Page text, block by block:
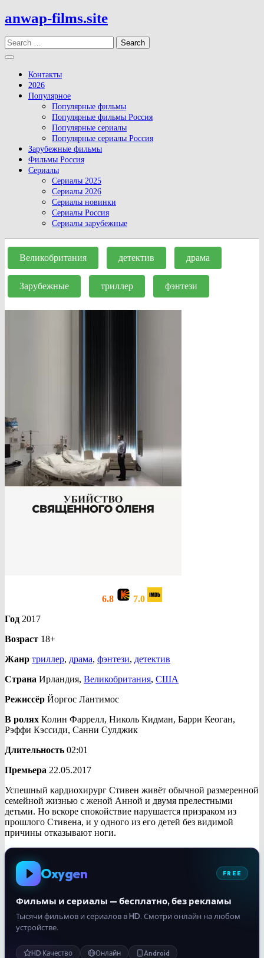
Skip
to
content
anwap-films.site
Search
Open
Button
Контакты
2026
Популярное
Популярные фильмы
Популярные фильмы Россия
Популярные сериалы
Популярные сериалы Россия
Зарубежные фильмы
Фильмы Россия
Сериалы
Сериалы 2025
Сериалы 2026
Сериалы новинки
Сериалы Россия
Сериалы зарубежные
Close
Button
Великобритания детектив драма
Зарубежные триллер фэнтези
6.8
7.0
Год 2017
Возраст 18+
Жанр триллер, драма, фэнтези, детектив
Страна Ирландия, Великобритания, США
Режиссёр Йоргос Лантимос
В ролях Колин Фаррелл, Николь Кидман, Барри Кеоган,
Рэффи Кэссиди, Санни Сулджик
Длительность 02:01
Премьера 22.05.2017
Успешный кардиохирург Стивен живёт обычной размеренной
семейной жизнью с женой Анной и двумя прелестными
детьми. Но вскоре спокойствие нарушается призраком из
прошлого Стивена, и у одного из его детей без видимой
причины отказывают ноги.
Oxygen FREE
Фильмы и сериалы — бесплатно, без рекламы
Тысячи фильмов и сериалов в HD. Смотри онлайн на любом
устройстве.
HD Качество Онлайн Android